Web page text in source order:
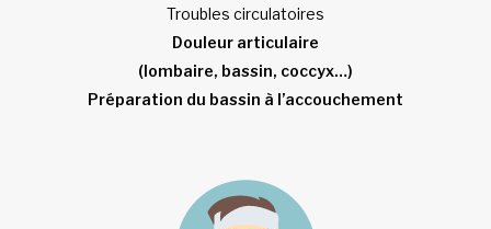
Troubles circulatoires
Douleur articulaire
(lombaire, bassin, coccyx…)
Préparation du bassin à l’accouchement